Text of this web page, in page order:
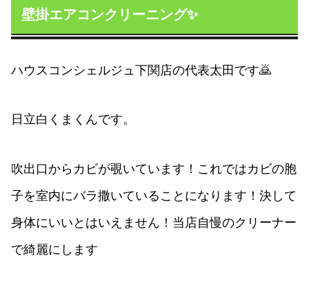
壁掛エアコンクリーニング✨
ハウスコンシェルジュ下関店の代表太田です🙇
日立白くまくんです。
吹出口からカビが覗いています！これではカビの胞
子を室内にバラ撒いていることになります！決して
身体にいいとはいえません！当店自慢のクリーナー
で綺麗にします